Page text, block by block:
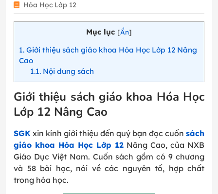
Hóa Học Lớp 12
Mục lục [Ẩn]
1 Giới thiệu sách giáo khoa Hóa Học Lớp 12 Nâng
Cao
1.1Nội dung sách
Giới thiệu sách giáo khoa Hóa Học
Lớp 12 Nâng Cao
SGK xin kính giới thiệu đến quý bạn đọc cuốn sách
giáo khoa Hóa Học Lớp 12 Nâng Cao, của NXB
Giáo Dục Việt Nam. Cuốn sách gồm có 9 chương
và 58 bài học, nói về các nguyên tố, hợp chất
trong hóa học.